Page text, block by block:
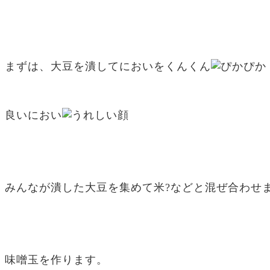
まずは、大豆を潰してにおいをくんくん
良いにおい
みんなが潰した大豆を集めて米?などと混ぜ合わせ
味噌玉を作ります。